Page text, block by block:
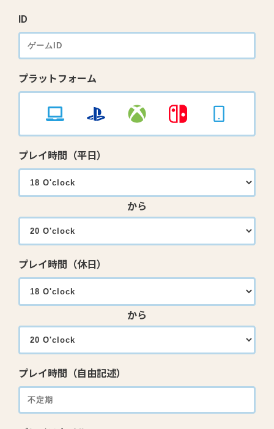
ID
プラットフォーム
プレイ時間（平日）
から
プレイ時間（休日）
から
プレイ時間（自由記述）